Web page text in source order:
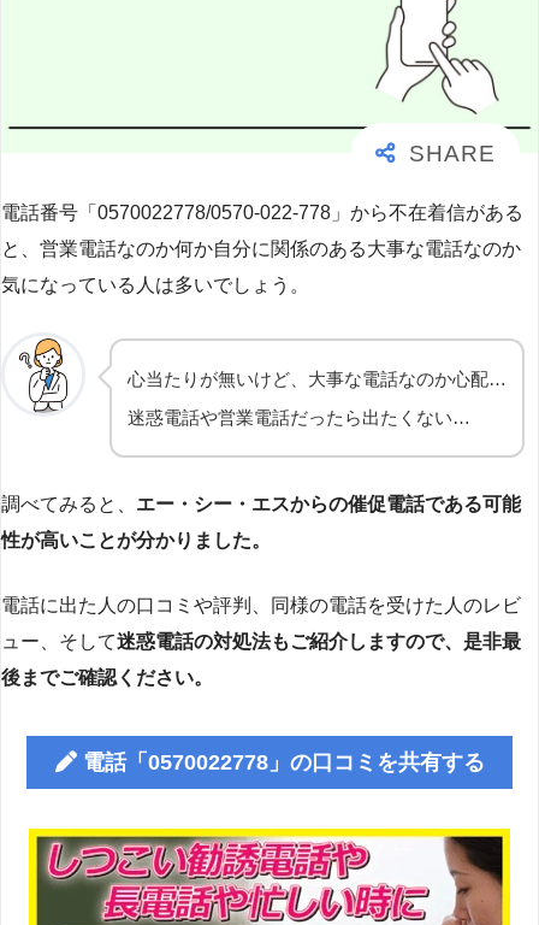
電話番号「0570022778/0570-022-778」から不在着信がある
と、営業電話なのか何か自分に関係のある大事な電話なのか
気になっている人は多いでしょう。
心当たりが無いけど、大事な電話なのか心配…
迷惑電話や営業電話だったら出たくない…
調べてみると、 エー・シー・エスからの催促電話である可能
性が高いことが分かりました。
電話に出た人の口コミや評判、同様の電話を受けた人のレビ
ュー、そして迷惑電話の対処法もご紹介しますので、是非最
後までご確認ください。
電話「0570022778」の口コミを共有する